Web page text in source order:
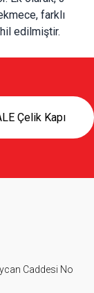
farklı
edilmiştir.
Çelik Kapı
Caddesi No